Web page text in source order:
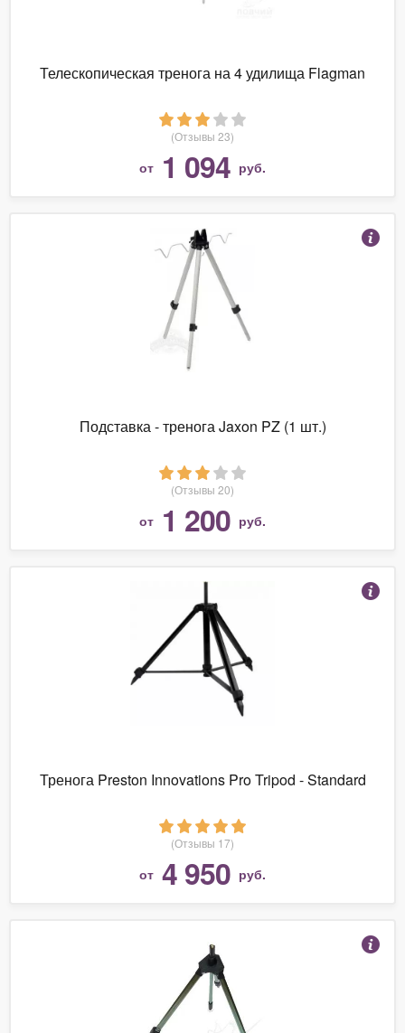
Телескопическая тренога на 4 удилища Flagman
(Отзывы 23)
от 1 094 руб.
Подставка - тренога Jaxon PZ (1 шт.)
(Отзывы 20)
от 1 200 руб.
Тренога Preston Innovations Pro Tripod - Standard
(Отзывы 17)
от 4 950 руб.